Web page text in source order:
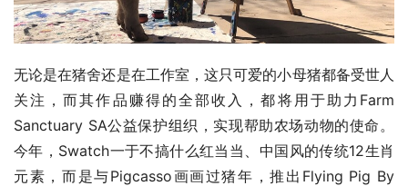
无论是在猪舍还是在工作室，这只可爱的小母猪都备受世人
关注，而其作品赚得的全部收入，都将用于助力Farm
Sanctuary SA公益保护组织，实现帮助农场动物的使命。
今年，Swatch一于不搞什么红当当、中国风的传统12生肖
元素，而是与Pigcasso画画过猪年，推出Flying Pig By